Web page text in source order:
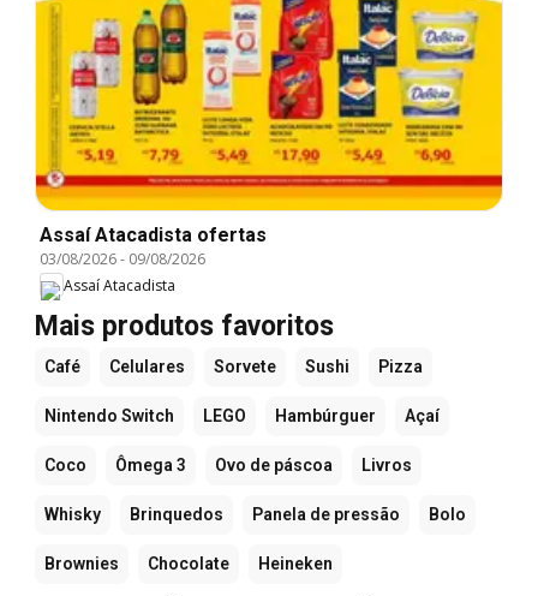
Assaí Atacadista ofertas
03/08/2026- 09/08/2026
Assaí Atacadista
Mais produtos favoritos
Café Celulares Sorvete Sushi Pizza
Nintendo Switch LEGO Hambúrguer Açaí
Coco Ômega 3 Ovo de páscoa Livros
Whisky Brinquedos Panela de pressão Bolo
Brownies Chocolate Heineken